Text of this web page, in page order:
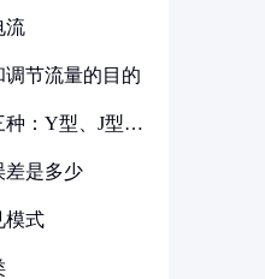
流
节流量的目的
：Y型、J型、
差是多少
模式